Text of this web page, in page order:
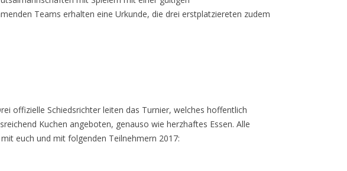
Teams erhalten eine Urkunde, die drei erstplatziereten zudem
offizielle Schiedsrichter leiten das Turnier, welches hoffentlich
Kuchen angeboten, genauso wie herzhaftes Essen. Alle
euch und mit folgenden Teilnehmern 2017: